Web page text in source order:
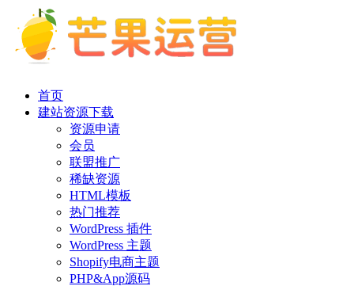
首页
建站资源下载
资源申请
会员
联盟推广
稀缺资源
HTML模板
热门推荐
WordPress 插件
WordPress 主题
Shopify电商主题
PHP&App源码